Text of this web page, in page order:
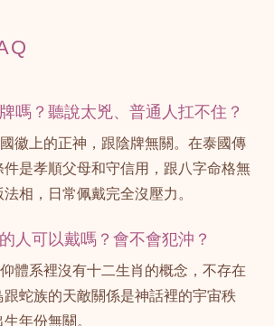
嗎？聽說太兇、普通人扛不住？
徽上的正神，跟陰牌無關。在泰國傳
是孝順父母和守信用，跟八字命格無
相，日常佩戴完全沒壓力。
人可以戴嗎？會不會犯沖？
體系裡沒有十二生肖的概念，不存在
蛇族的天敵關係是神話裡的宇宙秩
年份無關。